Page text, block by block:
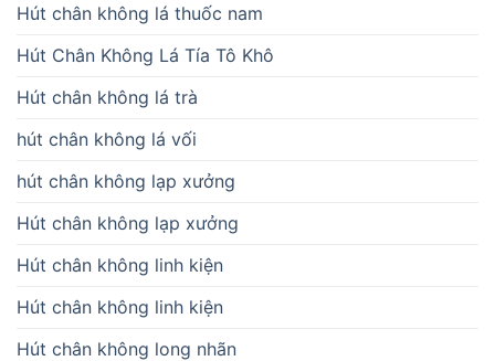
Hút chân không lá thuốc nam
Hút Chân Không Lá Tía Tô Khô
Hút chân không lá trà
hút chân không lá vối
hút chân không lạp xưởng
Hút chân không lạp xưởng
Hút chân không linh kiện
Hút chân không linh kiện
Hút chân không long nhãn